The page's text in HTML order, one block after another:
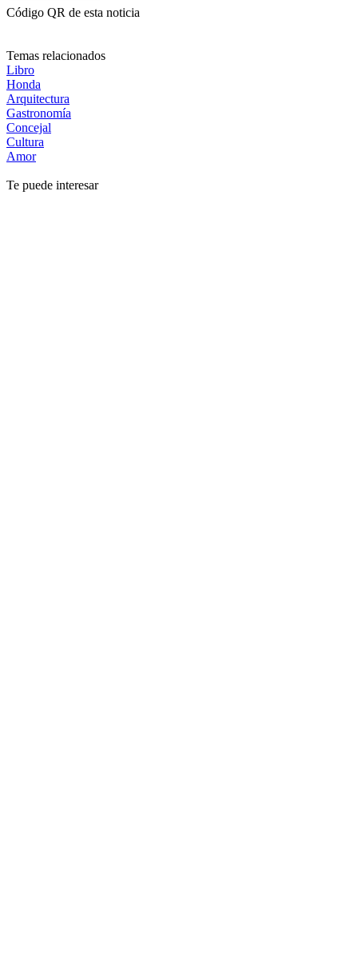
Código QR de esta noticia
Temas relacionados
Libro
Honda
Arquitectura
Gastronomía
Concejal
Cultura
Amor
Te puede interesar